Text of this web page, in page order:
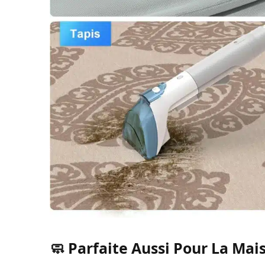
🧼 Parfaite Aussi Pour La